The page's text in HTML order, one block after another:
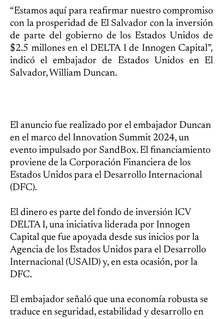
“Estamos aquí para reafirmar nuestro compromiso
con la prosperidad de El Salvador con la inversión
de parte del gobierno de los Estados Unidos de
$2.5 millones en el DELTA I de Innogen Capital”,
indicó el embajador de Estados Unidos en El
Salvador, William Duncan.
El anuncio fue realizado por el embajador Duncan
en el marco del Innovation Summit 2024, un
evento impulsado por SandBox. El financiamiento
proviene de la Corporación Financiera de los
Estados Unidos para el Desarrollo Internacional
(DFC).
El dinero es parte del fondo de inversión ICV
DELTA I, una iniciativa liderada por Innogen
Capital que fue apoyada desde sus inicios por la
Agencia de los Estados Unidos para el Desarrollo
Internacional (USAID) y, en esta ocasión, por la
DFC.
El embajador señaló que una economía robusta se
traduce en seguridad, estabilidad y desarrollo en